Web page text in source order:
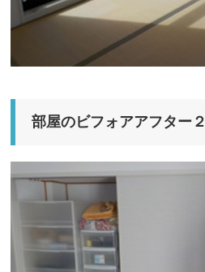
部屋のビフォアアフター２